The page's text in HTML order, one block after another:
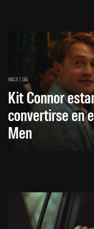
HACE 1 DÍA
Kit Connor
convertirse en
Men